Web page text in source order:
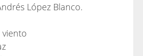
López Blanco.
viento